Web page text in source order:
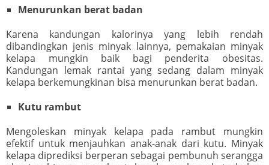
Menurunkan berat badan
Karena kandungan kalorinya yang lebih rendah
dibandingkan jenis minyak lainnya, pemakaian minyak
kelapa mungkin baik bagi penderita obesitas.
Kandungan lemak rantai yang sedang dalam minyak
kelapa berkemungkinan bisa menurunkan berat badan.
Kutu rambut
Mengoleskan minyak kelapa pada rambut mungkin
efektif untuk menjauhkan anak-anak dari kutu. Minyak
kelapa diprediksi berperan sebagai pembunuh serangga